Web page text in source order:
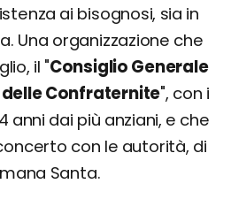
ai bisognosi, sia in
Una organizzazione che
il "Consiglio Generale
Confraternite", con i
dai più anziani, e che
con le autorità, di
Santa.